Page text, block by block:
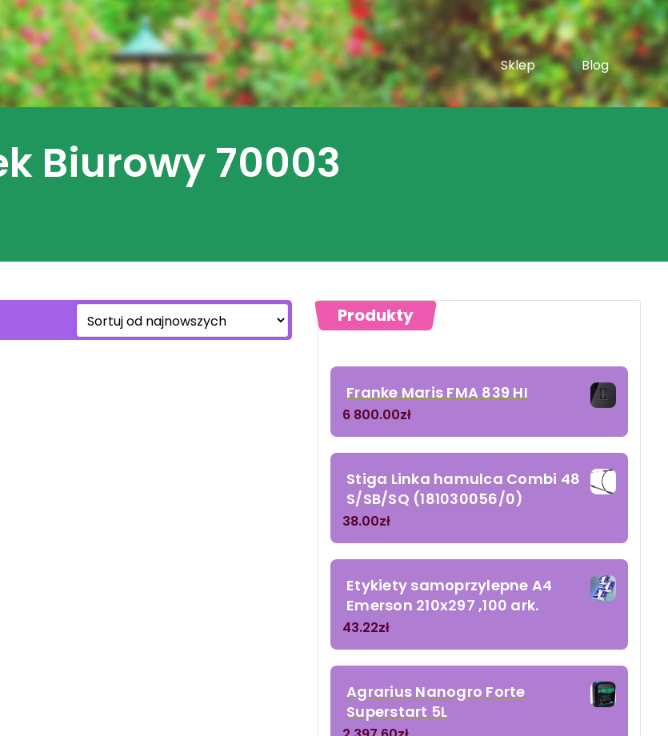
Sklep
Blog
Biurowy 70003
Produkty
Franke Maris FMA 839 HI
6 800.00zł
Stiga Linka hamulca Combi 48
S/SB/SQ (181030056/0)
38.00zł
Etykiety samoprzylepne A4
Emerson 210x297 ,100 ark.
43.22zł
Agrarius Nanogro Forte
Superstart 5L